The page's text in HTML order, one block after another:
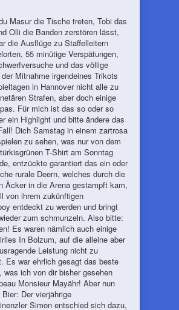
Masur die Tische treten, Tobi das
Olli die Banden zerstören lässt,
die Ausflüge zu Staffelleitern
55 minütige Verspätungen,
und das völlige
Mitnahme irgendeines Trikots
in Hannover nicht alle zu
Strafen, aber doch einige
Für mich ist das so oder so
ein Highlight und bitte ändere das
Dich Samstag in einem zartrosa
zu sehen, was nur von dem
T-Shirt am Sonntag
entzückte garantiert das ein oder
rurale Deern, welches durch die
Äcker in die Arena gestampft kam,
von ihrem zukünftigen
entdeckt zu werden und bringt
zum schmunzeln. Also bitte:
Es waren nämlich auch einige
In Bolzum, auf die alleine aber
Leistung nicht zu
Es war ehrlich gesagt das beste
was ich von dir bisher gesehen
Monsieur Mayähr! Aber nun
Der vierjährige
Simon entschied sich dazu,